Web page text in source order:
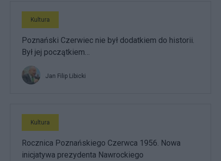
Kultura
Poznański Czerwiec nie był dodatkiem do historii.
Był jej początkiem…
Jan Filip Libicki
Kultura
Rocznica Poznańskiego Czerwca 1956. Nowa
inicjatywa prezydenta Nawrockiego